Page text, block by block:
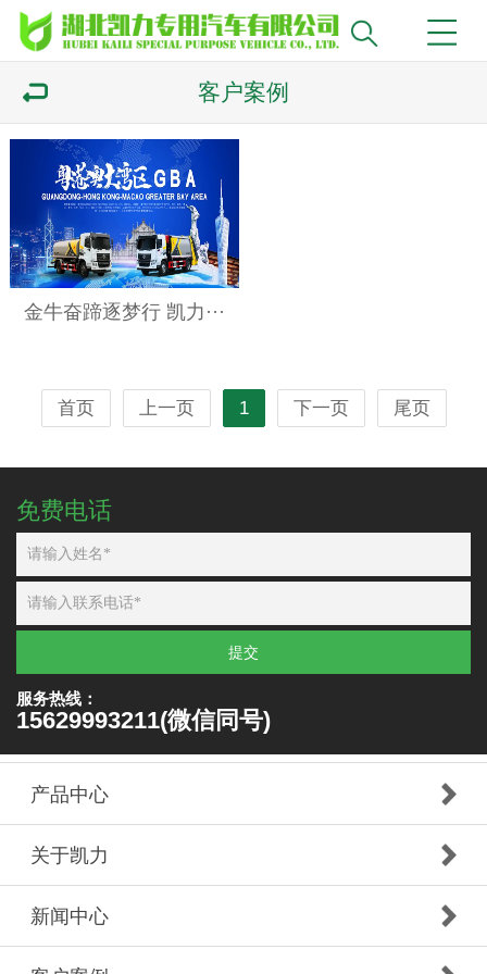
客户案例
金牛奋蹄逐梦行 凯力···
首页 上一页 1 下一页 尾页
免费电话
提交
服务热线：
15629993211(微信同号)
产品中心
关于凯力
新闻中心